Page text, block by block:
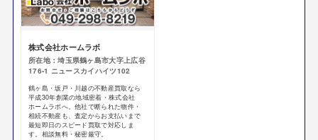
株式会社ホームラボ
所在地：埼玉県鶴ヶ島市大字上広谷
176-1 ニュースカイハイツ102
鶴ヶ島・坂戸・川越の不動産買取なら
平成30年創業の地域密着・株式会社
ホームラボへ。他社で断られた物件・
相続不動産も、査定からお支払いまで
最短即日のスピード買取で対応しま
す。相談無料・秘密厳守。